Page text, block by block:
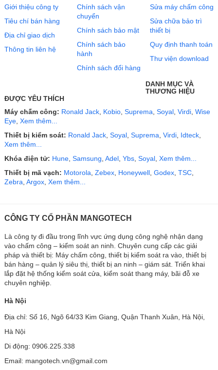
Giới thiệu công ty
Tiêu chí bán hàng
Địa chỉ giao dịch
Thông tin liên hệ
Chính sách vận
chuyển
Chính sách bảo mật
Chính sách bảo
hành
Chính sách đổi hàng
Sửa máy chấm công
Sửa chữa bảo trì
thiết bị
Quy định thanh toán
Thư viện download
DANH MỤC VÀ
THƯƠNG HIỆU
ĐƯỢC YÊU THÍCH
Máy chấm công: Ronald Jack Kobio Suprema Soyal Virdi Wise
Eye Xem thêm...
Thiết bị kiểm soát: Ronald Jack Soyal Suprema Virdi Idteck
Xem thêm...
Khóa điện tử: Hune Samsung Adel Ybs Soyal Xem thêm...
Thiết bị mã vạch: Motorola Zebex Honeywell Godex TSC
Zebra Argox Xem thêm...
CÔNG TY CỔ PHẦN MANGOTECH
Là công ty đi đầu trong lĩnh vực ứng dụng công nghệ nhận dạng
vào chấm công – kiểm soát an ninh. Chuyên cung cấp các giải
pháp và thiết bị: Máy chấm công, thiết bị kiểm soát ra vào, thiết bị
bán hàng – quản lý siêu thị, thiết bị an ninh – giám sát. Triển khai
lắp đặt hệ thống kiểm soát cửa, kiểm soát thang máy, bãi đỗ xe
chuyên nghiệp.
Hà Nội
Địa chỉ: Số 16, Ngõ 64/33 Kim Giang, Quận Thanh Xuân, Hà Nội,
Hà Nội
Di động: 0906.225.338
Email: mangotech.vn@gmail.com